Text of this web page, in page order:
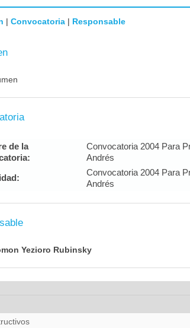
| Convocatoria | Responsable
de la
Convocatoria 2004 Para
Andrés
Convocatoria 2004 Para
Andrés
Yezioro Rubinsky